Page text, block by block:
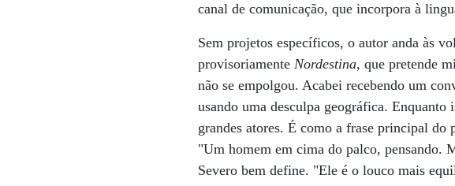
canal de comunicação, que incorpora à
Sem projetos específicos, o autor anda às
provisoriamenteNordestina, que pretende
não se empolgou. Acabei recebendo um
usando uma desculpa geográfica.
grandes atores. É como a frase principal
"Um homem em cima do palco, pensando.
Severo bem define. "Ele é o louco mais